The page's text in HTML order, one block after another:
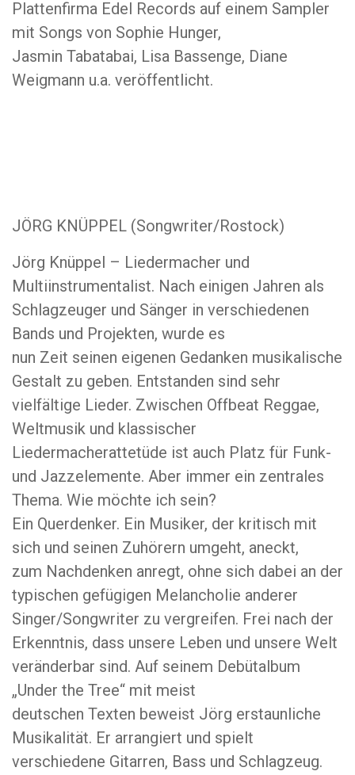
Plattenfirma Edel Records auf einem Sampler
mit Songs von Sophie Hunger,
Jasmin Tabatabai, Lisa Bassenge, Diane
Weigmann u.a. veröffentlicht.
JÖRG KNÜPPEL (Songwriter/Rostock)
Jörg Knüppel – Liedermacher und
Multiinstrumentalist. Nach einigen Jahren als
Schlagzeuger und Sänger in verschiedenen
Bands und Projekten, wurde es
nun Zeit seinen eigenen Gedanken musikalische
Gestalt zu geben. Entstanden sind sehr
vielfältige Lieder. Zwischen Offbeat Reggae,
Weltmusik und klassischer
Liedermacherattetüde ist auch Platz für Funk-
und Jazzelemente. Aber immer ein zentrales
Thema. Wie möchte ich sein?
Ein Querdenker. Ein Musiker, der kritisch mit
sich und seinen Zuhörern umgeht, aneckt,
zum Nachdenken anregt, ohne sich dabei an der
typischen gefügigen Melancholie anderer
Singer/Songwriter zu vergreifen. Frei nach der
Erkenntnis, dass unsere Leben und unsere Welt
veränderbar sind. Auf seinem Debütalbum
„Under the Tree“ mit meist
deutschen Texten beweist Jörg erstaunliche
Musikalität. Er arrangiert und spielt
verschiedene Gitarren, Bass und Schlagzeug.